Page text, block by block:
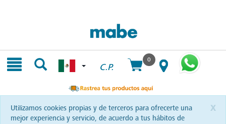
C.P.
0
x
Utilizamos cookies propias y de terceros para ofrecerte una
mejor experiencia y servicio, de acuerdo a tus hábitos de